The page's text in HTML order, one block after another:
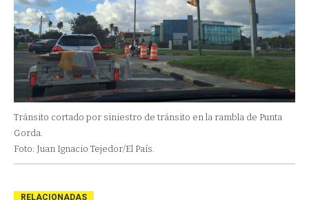
Tránsito cortado por siniestro de tránsito en la rambla de Punta
Gorda.
Foto: Juan Ignacio Tejedor/El País.
RELACIONADAS